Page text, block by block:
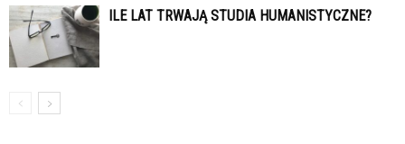
ILE LAT TRWAJĄ STUDIA HUMANISTYCZNE?